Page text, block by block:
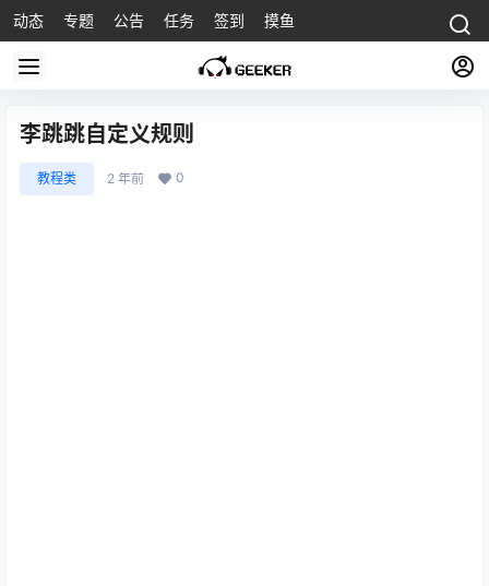
动态 专题 公告 任务 签到 摸鱼
李跳跳自定义规则
教程类 2 年前 0